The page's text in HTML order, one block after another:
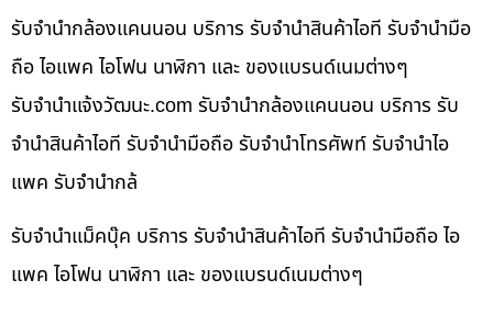
รับจำนำกล้องแคนนอน บริการ รับจำนำสินค้าไอที รับจำนำมือ
ถือ ไอแพค ไอโฟน นาฬิกา และ ของแบรนด์เนมต่างๆ
รับจํานําแจ้งวัฒนะ.com รับจำนำกล้องแคนนอน บริการ รับ
จำนำสินค้าไอที รับจำนำมือถือ รับจำนำโทรศัพท์ รับจำนำไอ
แพค รับจำนำกล้
รับจำนำแม็คบุ๊ค บริการ รับจำนำสินค้าไอที รับจำนำมือถือ ไอ
แพค ไอโฟน นาฬิกา และ ของแบรนด์เนมต่างๆ